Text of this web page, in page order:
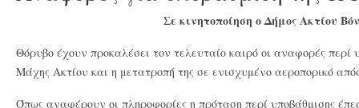
Σε κινητοποίηση ο Δήμος Ακτίου
Θόρυβο έχουν προκαλέσει τον τελευταίο καιρό οι αναφορές περί
Μάχης Ακτίου και η μετατροπή της σε ενισχυμένο αεροπορικό
Όπως αναφέρουν οι πληροφορίες η πρόταση περί υποβάθμισης